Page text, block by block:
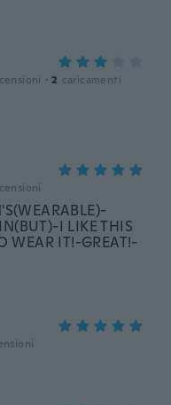
· 2 caricamenti
I LIKE THIS
WEAR IT!-GREAT!-